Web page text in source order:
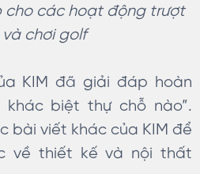
cho các hoạt động trượt
chơi golf
KIM đã giải đáp hoàn
khác biệt thự chỗ nào”.
bài viết khác của KIM để
về thiết kế và nội thất